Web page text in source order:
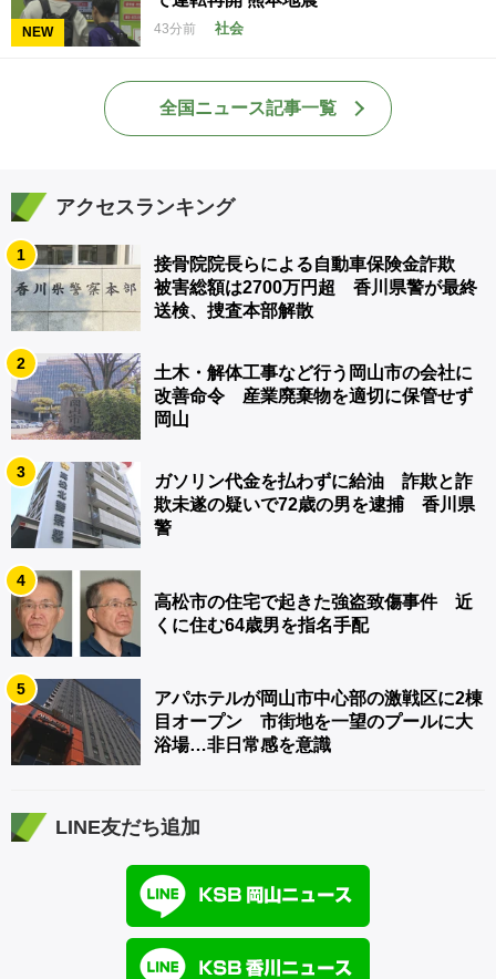
NEW 43分前 社会
全国ニュース記事一覧
アクセスランキング
1
接骨院院長らによる自動車保険金詐欺
被害総額は2700万円超 香川県警が最終
送検、捜査本部解散
2
土木・解体工事など行う岡山市の会社に
改善命令 産業廃棄物を適切に保管せず
岡山
3
ガソリン代金を払わずに給油 詐欺と詐
欺未遂の疑いで72歳の男を逮捕 香川県
警
4
高松市の住宅で起きた強盗致傷事件 近
くに住む64歳男を指名手配
5
アパホテルが岡山市中心部の激戦区に2棟
目オープン 市街地を一望のプールに大
浴場…非日常感を意識
LINE友だち追加